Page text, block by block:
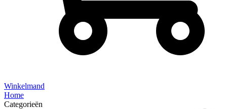
Winkelmand
Home
Categorieën